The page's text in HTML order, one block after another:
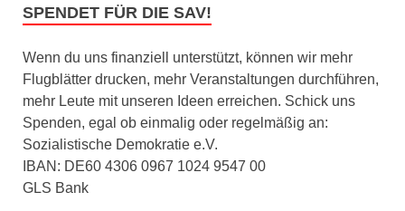
SPENDET FÜR DIE SAV!
Wenn du uns finanziell unterstützt, können wir mehr
Flugblätter drucken, mehr Veranstaltungen durchführen,
mehr Leute mit unseren Ideen erreichen. Schick uns
Spenden, egal ob einmalig oder regelmäßig an:
Sozialistische Demokratie e.V.
IBAN: DE60 4306 0967 1024 9547 00
GLS Bank